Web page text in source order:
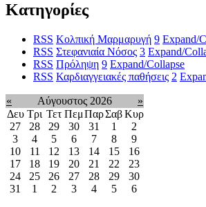
Κατηγορίες
RSS Κολπική Μαρμαρυγή 9 Expand/
RSS Στεφανιαία Νόσος 3 Expand/
RSS Πρόληψη 9 Expand/Collapse
RSS Καρδιαγγειακές παθήσεις 2
« Αύγουστος 2026
»
Δευ Τρι Τετ ΠεμΠαρΣαβΚυρ
27
28 29 30 31 1
2
3
4 5 6 7 8
9
10
11 12 13 14 15
16
17
18 19 20 21 22
23
24
25 26 27 28 29
30
31
1 2 3 4 5 6